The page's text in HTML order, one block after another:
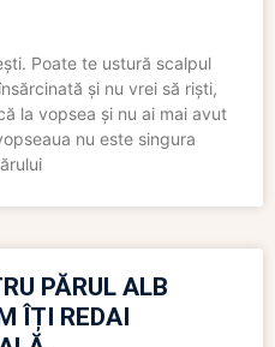
Poate te ustură scalpul
și nu vrei să riști,
la vopsea și nu ai mai avut
nu este singura
PĂRUL ALB
ÎȚI REDAI